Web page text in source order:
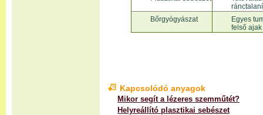
Bőrgyógyászat
Egyes
felső
Kapcsolódó anyagok
Mikor segít a lézeres szemműtét?
Helyreállító plasztikai sebészet